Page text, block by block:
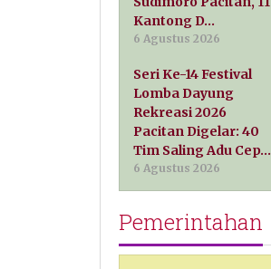
Kantong D…
6 Agustus 2026
Seri Ke-14 Festival
Lomba Dayung
Rekreasi 2026
Pacitan Digelar: 40
Tim Saling Adu Cep…
6 Agustus 2026
Pemerintahan